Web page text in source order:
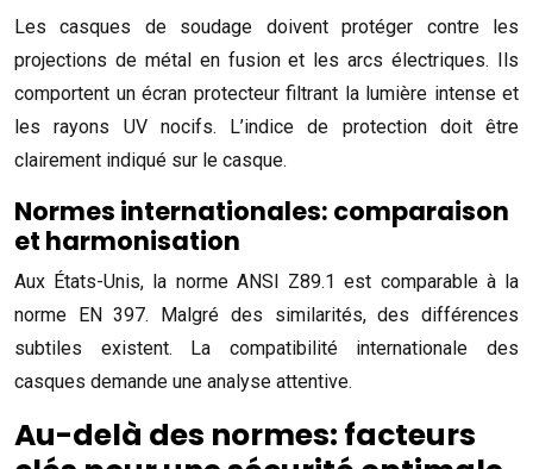
Les casques de soudage doivent protéger contre les
projections de métal en fusion et les arcs électriques. Ils
comportent un écran protecteur filtrant la lumière intense et
les rayons UV nocifs. L’indice de protection doit être
clairement indiqué sur le casque.
Normes internationales: comparaison
et harmonisation
Aux États-Unis, la norme ANSI Z89.1 est comparable à la
norme EN 397. Malgré des similarités, des différences
subtiles existent. La compatibilité internationale des
casques demande une analyse attentive.
Au-delà des normes: facteurs